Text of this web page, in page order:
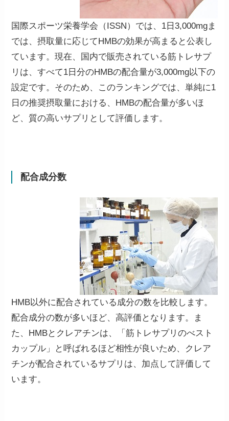
国際スポーツ栄養学会（ISSN）では、1日3,000mgま
では、摂取量に応じてHMBの効果が高まると公表し
ています。現在、国内で販売されている筋トレサプ
リは、すべて1日分のHMBの配合量が3,000mg以下の
設定です。そのため、このランキングでは、単純に1
日の推奨摂取量における、HMBの配合量が多いほ
ど、質の高いサプリとして評価します。
配合成分数
HMB以外に配合されている成分の数を比較します。
配合成分の数が多いほど、高評価となります。ま
た、HMBとクレアチンは、「筋トレサプリのべスト
カップル」と呼ばれるほど相性が良いため、クレア
チンが配合されているサプリは、加点して評価して
います。